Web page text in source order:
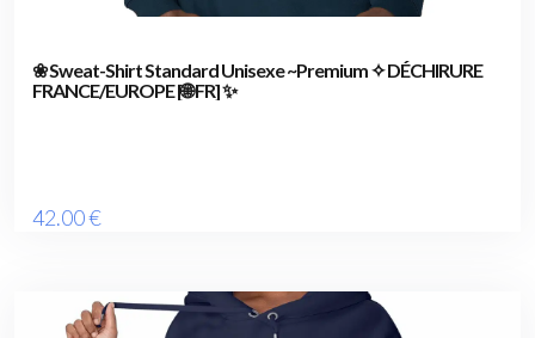
❀ Sweat-Shirt Standard Unisexe ~Premium ✧ DÉCHIRURE
FRANCE/EUROPE [🌐 FR] ✨
42.00€